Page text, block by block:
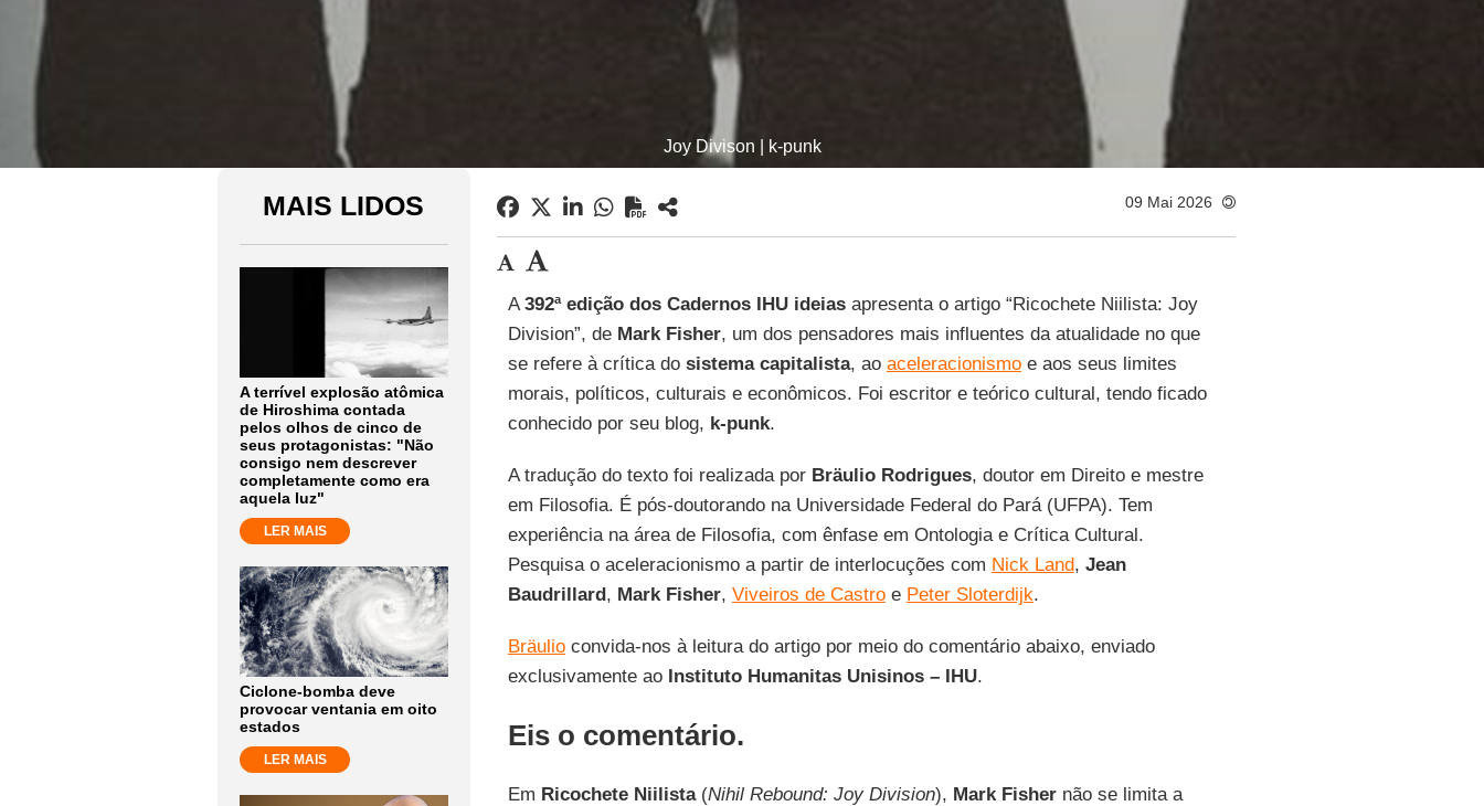
Joy Divison | k-punk
MAIS LIDOS
A terrível explosão atômica
de Hiroshima contada
pelos olhos de cinco de
seus protagonistas: "Não
consigo nem descrever
completamente como era
aquela luz"
LER MAIS
Ciclone-bomba deve
provocar ventania em oito
estados
LER MAIS
09 Mai 2026
A392ª edição dos Cadernos IHU ideiasapresenta o artigo “Ricochete Niilista: Joy
Division”, de Mark Fisher, um dos pensadores mais influentes da atualidade no que
se refere à crítica do sistema capitalista, ao aceleracionismoe aos seus limites
morais, políticos, culturais e econômicos. Foi escritor e teórico cultural, tendo ficado
conhecido por seu blog, k-punk.
A tradução do texto foi realizada por Bräulio Rodrigues, doutor em Direito e mestre
em Filosofia. É pós-doutorando na Universidade Federal do Pará (UFPA). Tem
experiência na área de Filosofia, com ênfase em Ontologia e Crítica Cultural.
Pesquisa o aceleracionismo a partir de interlocuções com Nick Land, Jean
Baudrillard, Mark Fisher, Viveiros de Castroe Peter Sloterdijk.
Bräulioconvida-nos à leitura do artigo por meio do comentário abaixo, enviado
exclusivamente ao Instituto Humanitas Unisinos – IHU.
Eis o comentário.
Em Ricochete Niilista(Nihil Rebound: Joy Division), Mark Fishernão se limita a